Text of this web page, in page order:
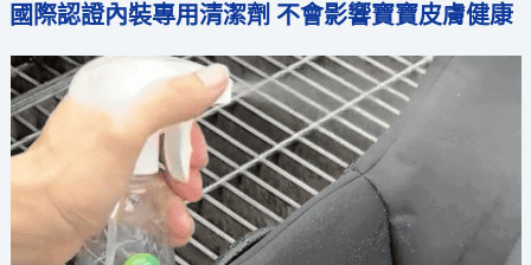
國際認證內裝專用清潔劑 不會影響寶寶皮膚健康